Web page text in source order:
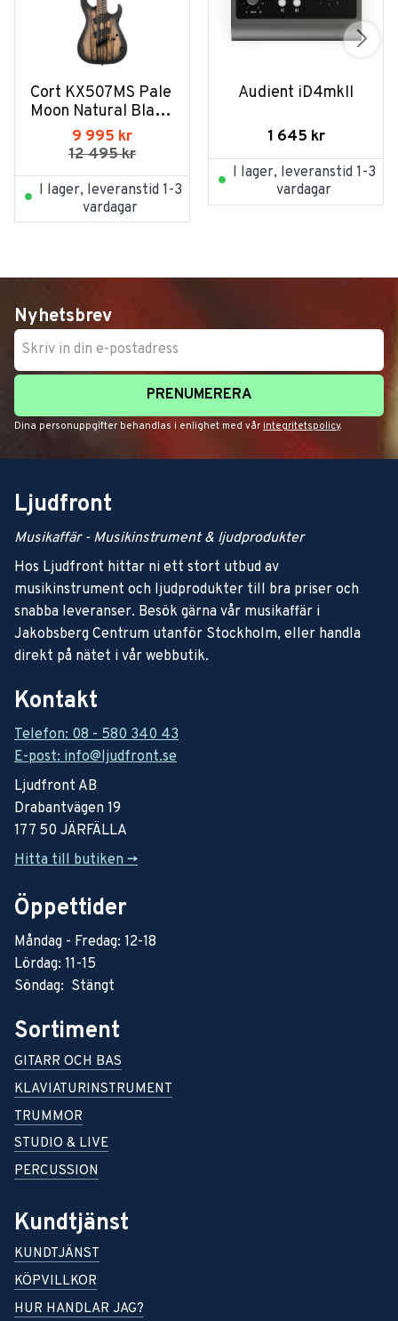
Cort KX507MS Pale
Moon Natural Black
Burst
9 995 kr
12 495kr
I lager, leveranstid 1-3
vardagar
Audient iD4mkII
1 645 kr
I lager, leveranstid 1-3
vardagar
Nyhetsbrev
PRENUMERERA
Dina personuppgifter behandlas i enlighet med vår integritetspolicy.
Ljudfront
Musikaffär - Musikinstrument & ljudprodukter
Hos Ljudfront hittar ni ett stort utbud av
musikinstrument och ljudprodukter till bra priser och
snabba leveranser. Besök gärna vår musikaffär i
Jakobsberg Centrum utanför Stockholm, eller handla
direkt på nätet i vår webbutik.
Kontakt
Telefon: 08 - 580 340 43
E-post: info@ljudfront.se
Ljudfront AB
Drabantvägen 19
177 50 JÄRFÄLLA
Hitta till butiken ->
Öppettider
Måndag - Fredag: 12-18
Lördag: 11-15
Söndag: Stängt
Sortiment
GITARR OCH BAS
KLAVIATURINSTRUMENT
TRUMMOR
STUDIO & LIVE
PERCUSSION
Kundtjänst
KUNDTJÄNST
KÖPVILLKOR
HUR HANDLAR JAG?